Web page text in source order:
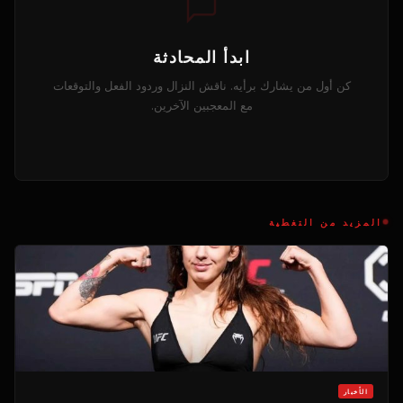
ابدأ المحادثة
كن أول من يشارك برأيه. ناقش النزال وردود الفعل والتوقعات
مع المعجبين الآخرين.
المزيد من التغطية
الأخبار